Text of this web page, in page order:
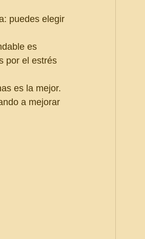
puedes elegir
es
por el estrés
es la mejor.
a mejorar